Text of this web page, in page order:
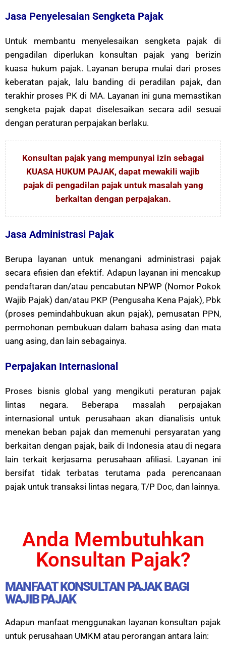
Jasa Penyelesaian Sengketa Pajak
Untuk membantu menyelesaikan sengketa pajak di
pengadilan diperlukan konsultan pajak yang berizin
kuasa hukum pajak. Layanan berupa mulai dari proses
keberatan pajak, lalu banding di peradilan pajak, dan
terakhir proses PK di MA. Layanan ini guna memastikan
sengketa pajak dapat diselesaikan secara adil sesuai
dengan peraturan perpajakan berlaku.
Konsultan pajak yang mempunyai izin sebagai
KUASA HUKUM PAJAK, dapat mewakili wajib
pajak di pengadilan pajak untuk masalah yang
berkaitan dengan perpajakan.
Jasa Administrasi Pajak
Berupa layanan untuk menangani administrasi pajak
secara efisien dan efektif. Adapun layanan ini mencakup
pendaftaran dan/atau pencabutan NPWP (Nomor Pokok
Wajib Pajak) dan/atau PKP (Pengusaha Kena Pajak), Pbk
(proses pemindahbukuan akun pajak), pemusatan PPN,
permohonan pembukuan dalam bahasa asing dan mata
uang asing, dan lain sebagainya.
Perpajakan Internasional
Proses bisnis global yang mengikuti peraturan pajak
lintas negara. Beberapa masalah perpajakan
internasional untuk perusahaan akan dianalisis untuk
menekan beban pajak dan memenuhi persyaratan yang
berkaitan dengan pajak, baik di Indonesia atau di negara
lain terkait kerjasama perusahaan afiliasi. Layanan ini
bersifat tidak terbatas terutama pada perencanaan
pajak untuk transaksi lintas negara, T/P Doc, dan lainnya.
Anda Membutuhkan
Konsultan Pajak?
MANFAAT KONSULTAN PAJAK BAGI
WAJIB PAJAK
Adapun manfaat menggunakan layanan konsultan pajak
untuk perusahaan UMKM atau perorangan antara lain: